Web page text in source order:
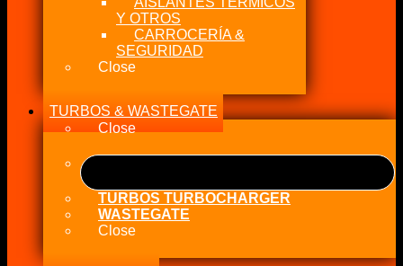
Y OTROS
CARROCERÍA &
SEGURIDAD
Close
TURBOS & WASTEGATE
Close
TURBOS TURBOCHARGER
WASTEGATE
Close